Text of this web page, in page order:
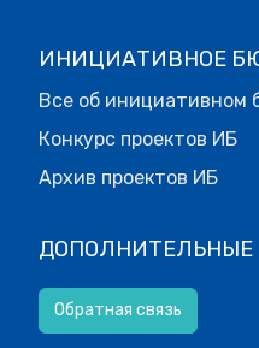
ИНИЦИАТИВНОЕ
Все об инициативном
Конкурс проектов ИБ
Архив проектов ИБ
Обратная связь